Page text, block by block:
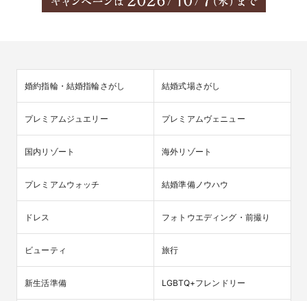
婚約指輪・結婚指輪さがし 結婚式場さがし
プレミアムジュエリー プレミアムヴェニュー
国内リゾート 海外リゾート
プレミアムウォッチ 結婚準備ノウハウ
ドレス フォトウエディング・前撮り
ビューティ 旅行
新生活準備 LGBTQ+フレンドリー